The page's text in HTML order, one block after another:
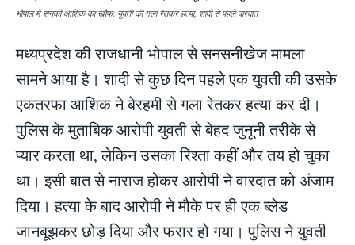
भोपाल में सनकी आशिक का खौफ: युवती की गला रेतकर हत्या, शादी से पहले वारदात
मध्यप्रदेश की राजधानी भोपाल से सनसनीखेज मामला
सामने आया है। शादी से कुछ दिन पहले एक युवती की उसके
एकतरफा आशिक ने बेरहमी से गला रेतकर हत्या कर दी।
पुलिस के मुताबिक आरोपी युवती से बेहद जुनूनी तरीके से
प्यार करता था, लेकिन उसका रिश्ता कहीं और तय हो चुका
था। इसी बात से नाराज होकर आरोपी ने वारदात को अंजाम
दिया। हत्या के बाद आरोपी ने मौके पर ही एक ब्लेड
जानबूझकर छोड़ दिया और फरार हो गया। पुलिस ने युवती